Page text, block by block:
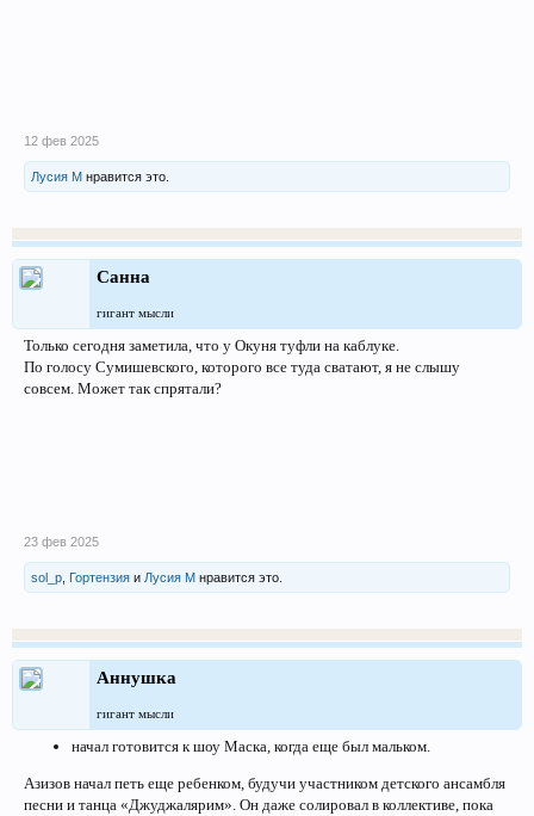
12 фев 2025
Лусия М нравится это.
Санна
гигант мысли
Только сегодня заметила, что у Окуня туфли на каблуке.
По голосу Сумишевского, которого все туда сватают, я не слышу
совсем. Может так спрятали?
23 фев 2025
sol_p Гортензия и Лусия М нравится это.
Аннушка
гигант мысли
начал готовится к шоу Маска, когда еще был мальком.
Азизов начал петь еще ребенком, будучи участником детского ансамбля
песни и танца «Джуджалярим». Он даже солировал в коллективе, пока